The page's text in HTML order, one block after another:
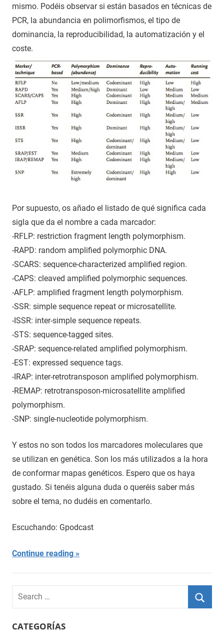
mismo. Podéis observar si están basados en técnicas de
PCR, la abundancia en polimorfismos, el tipo de
dominancia, la reproducibilidad, la automatización y el
coste.
Por supuesto, os añado el listado de qué significa cada
sigla que da el nombre a cada marcador:
-RFLP: restriction fragment length polymorphism.
-RAPD: random amplified polymorphic DNA.
-SCARS: sequence-characterized amplified region.
-CAPS: cleaved amplified polymorphic sequences.
-AFLP: amplified fragment length polymorphism.
-SSR: simple sequence repeat or microsatellite.
-ISSR: inter-simple sequence repeats.
-STS: sequence-tagged sites.
-SRAP: sequence-related amplified polymorphism.
-EST: expressed sequence tags.
-IRAP: inter-retrotransposon amplified polymorphism.
-REMAP: retrotransposon-microsatellite amplified
polymorphism.
-SNP: single-nucleotide polymorphism.
Y estos no son todos los marcadores moleculares que
se utilizan en genética. Son los más utilizados a la hora
de conformar mapas genéticos. Espero que os haya
gustado. Si tenéis alguna duda o queréis saber más
sobre el tema, no dudéis en comentarlo.
Escuchando: Gpodcast
Continue reading
Search
CATEGORÍAS